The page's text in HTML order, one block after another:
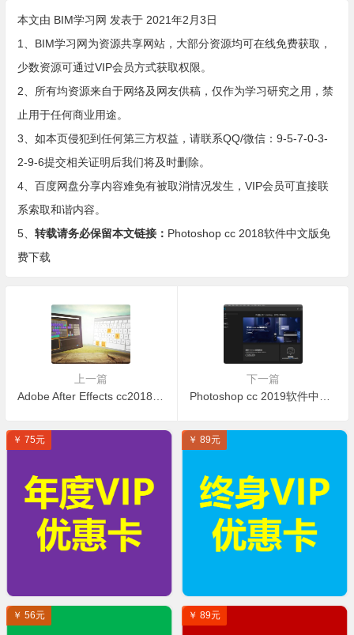
本文由 BIM学习网 发表于 2021年2月3日
1、BIM学习网为资源共享网站，大部分资源均可在线免费获取，
少数资源可通过VIP会员方式获取权限。
2、所有均资源来自于网络及网友供稿，仅作为学习研究之用，禁
止用于任何商业用途。
3、如本页侵犯到任何第三方权益，请联系QQ/微信：9-5-7-0-3-
2-9-6提交相关证明后我们将及时删除。
4、百度网盘分享内容难免有被取消情况发生，VIP会员可直接联
系索取和谐内容。
5、 转载请务必保留本文链接： Photoshop cc 2018软件中文版免
费下载
上一篇
下一篇
￥ 75元 ￥ 89元
￥ 56元 ￥ 89元